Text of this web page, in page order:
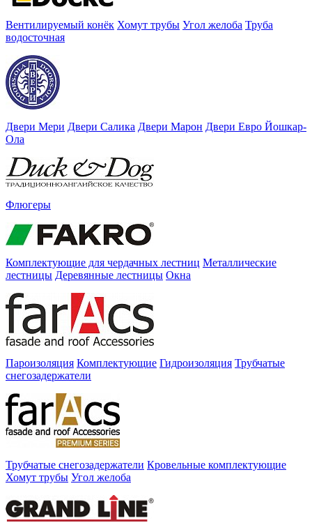
Вентилируемый конёк Хомут трубы Угол желоба Труба
водосточная
Двери Мери Двери Салика Двери Марон Двери Евро Йошкар-
Ола
Флюгеры
Комплектующие для чердачных лестниц Металлические
лестницы Деревянные лестницы Окна
Пароизоляция Комплектующие Гидроизоляция Трубчатые
снегозадержатели
Трубчатые снегозадержатели Кровельные комплектующие
Хомут трубы Угол желоба